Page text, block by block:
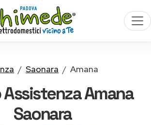
Saonara Amana
Amana
Saonara